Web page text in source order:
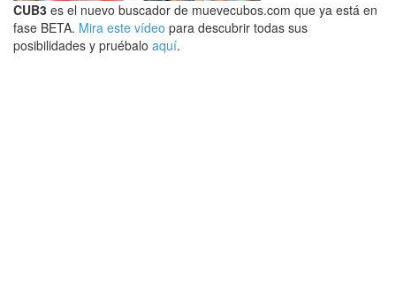
CUB3 es el nuevo buscador de muevecubos.com que ya está en
fase BETA. Mira este vídeo para descubrir todas sus
posibilidades y pruébalo aquí.